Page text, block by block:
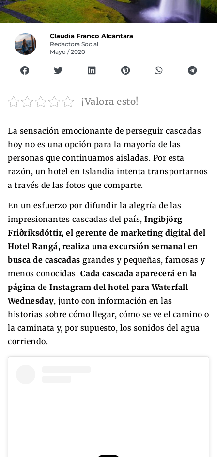
Claudia Franco Alcántara
Redactora Social
Mayo / 2020
¡Valora esto!
La sensación emocionante de perseguir cascadas
hoy no es una opción para la mayoría de las
personas que continuamos aisladas. Por esta
razón, un hotel en Islandia intenta transportarnos
a través de las fotos que comparte.
En un esfuerzo por difundir la alegría de las
impresionantes cascadas del país, Ingibjörg
Friðriksdóttir, el gerente de marketing digital del
Hotel Rangá, realiza una excursión semanal en
busca de cascadas grandes y pequeñas, famosas y
menos conocidas. Cada cascada aparecerá en la
página de Instagram del hotel para Waterfall
Wednesday, junto con información en las
historias sobre cómo llegar, cómo se ve el camino o
la caminata y, por supuesto, los sonidos del agua
corriendo.